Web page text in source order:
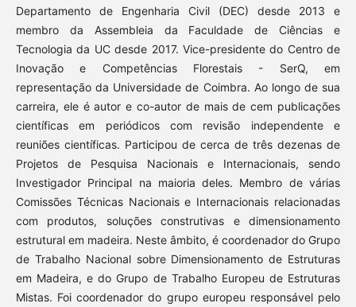
Departamento de Engenharia Civil (DEC) desde 2013 e
membro da Assembleia da Faculdade de Ciências e
Tecnologia da UC desde 2017. Vice-presidente do Centro de
Inovação e Competências Florestais - SerQ, em
representação da Universidade de Coimbra. Ao longo de sua
carreira, ele é autor e co-autor de mais de cem publicações
científicas em periódicos com revisão independente e
reuniões científicas. Participou de cerca de três dezenas de
Projetos de Pesquisa Nacionais e Internacionais, sendo
Investigador Principal na maioria deles. Membro de várias
Comissões Técnicas Nacionais e Internacionais relacionadas
com produtos, soluções construtivas e dimensionamento
estrutural em madeira. Neste âmbito, é coordenador do Grupo
de Trabalho Nacional sobre Dimensionamento de Estruturas
em Madeira, e do Grupo de Trabalho Europeu de Estruturas
Mistas. Foi coordenador do grupo europeu responsável pelo